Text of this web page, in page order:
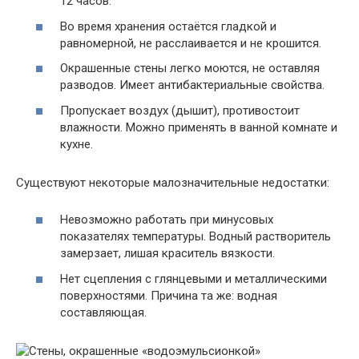
Во время хранения остаётся гладкой и
равномерной, не расслаивается и не крошится.
Окрашенные стены легко моются, не оставляя
разводов. Имеет антибактериальные свойства.
Пропускает воздух (дышит), противостоит
влажности. Можно применять в ванной комнате и
кухне.
Существуют некоторые малозначительные недостатки:
Невозможно работать при минусовых
показателях температуры. Водный растворитель
замерзает, лишая краситель вязкости.
Нет сцепления с глянцевыми и металлическими
поверхностями. Причина та же: водная
составляющая.